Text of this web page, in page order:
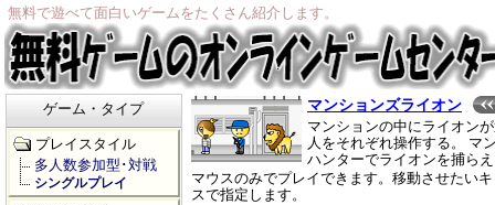
無料で遊べて面白いゲームをたくさん紹介します。
マンションズライオン
マンションの中にライオン
人をそれぞれ操作する。 マ
ハンターでライオンを捕ら
マウスのみでプレイできます。移動させたい
スで指定します。
ゲーム・タイプ
プレイスタイル
多人数参加型･対戦
シングルプレイ